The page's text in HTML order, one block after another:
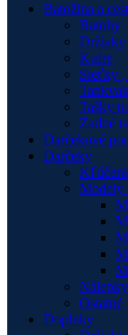
Batožina a
Batohy
Držiaky
Kufre
Sieťky ,
Tašky
Zadné
Darčekové
Darčeky
Modely
Nálepky
Ostatné
Doplnky